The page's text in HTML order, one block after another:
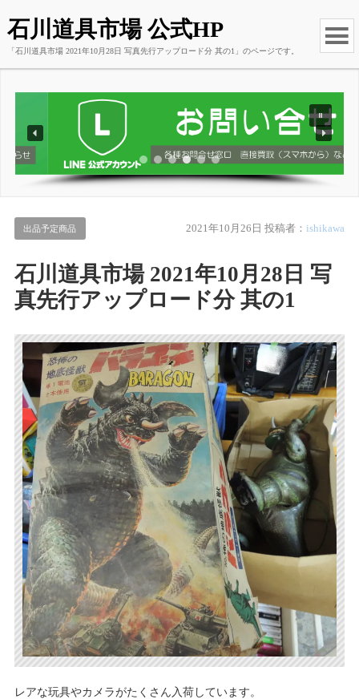
石川道具市場 公式HP
「石川道具市場 2021年10月28日 写真先行アップロード分 其の1」のページです。
出品予定商品 2021年10月26日 投稿者：ishikawa
石川道具市場 2021年10月28日 写
真先行アップロード分 其の1
レアな玩具やカメラがたくさん入荷しています。